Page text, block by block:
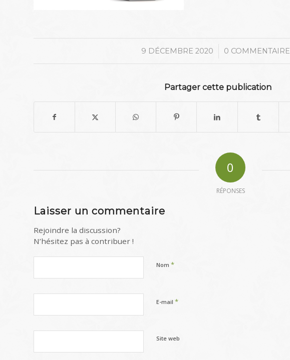
9 DÉCEMBRE 2020
/ 0
Partager cette publication
0
RÉPONSES
Laisser un commentaire
Rejoindre la discussion?
N’hésitez pas à contribuer !
Nom *
E-mail *
Site web